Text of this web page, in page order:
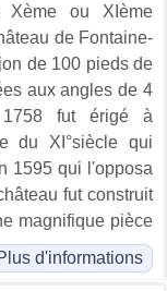
Xème ou XIème
de Fontaine-
de 100 pieds de
aux angles de 4
fut érigé à
du XI°siècle qui
1595 qui l'opposa
fut construit
magnifique pièce
d'informations